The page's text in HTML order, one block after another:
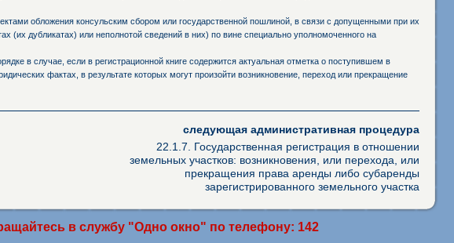
обложения консульским сбором или государственной пошлиной, в связи с допущенными при их
дубликатах) или неполнотой сведений в них) по вине специально уполномоченного на
в случае, если в регистрационной книге содержится актуальная отметка о поступившем в
фактах, в результате которых могут произойти возникновение, переход или прекращение
следующая административная процедура
22.1.7. Государственная регистрация в отношении
земельных участков: возникновения, или перехода, или
прекращения права аренды либо субаренды
зарегистрированного земельного участка
в службу "Одно окно" по телефону: 142